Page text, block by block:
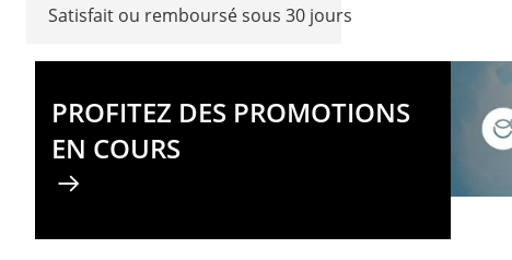
Satisfait ou remboursé sous 30 jours
PROFITEZ DES PROMOTIONS
EN COURS